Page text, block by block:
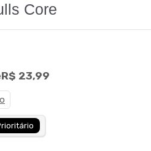
Core
R$ 23,99